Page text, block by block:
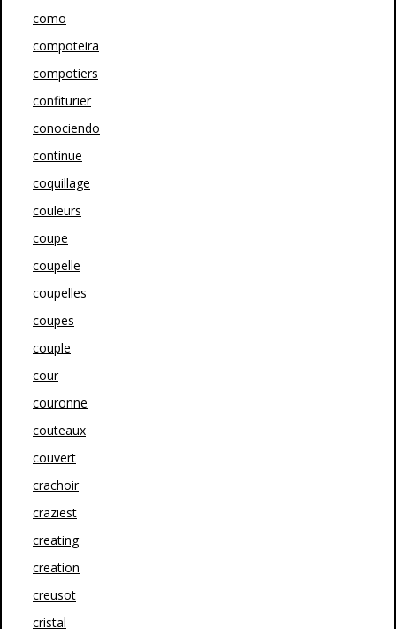
como
compoteira
compotiers
confiturier
conociendo
continue
coquillage
couleurs
coupe
coupelle
coupelles
coupes
couple
cour
couronne
couteaux
couvert
crachoir
craziest
creating
creation
creusot
cristal